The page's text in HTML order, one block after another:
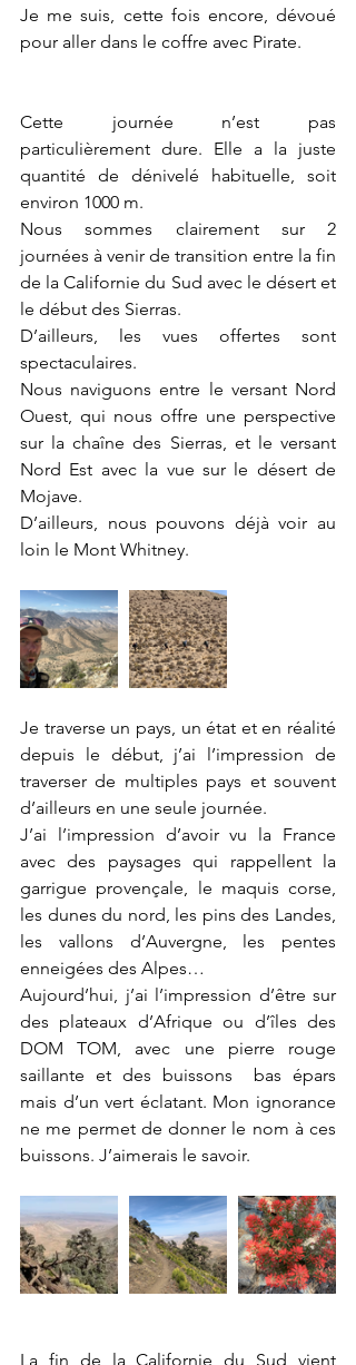
Je me suis, cette fois encore, dévoué
pour aller dans le coffre avec Pirate.
Cette journée n’est pas
particulièrement dure. Elle a la juste
quantité de dénivelé habituelle, soit
environ 1000 m.
Nous sommes clairement sur 2
journées à venir de transition entre la fin
de la Californie du Sud avec le désert et
le début des Sierras.
D’ailleurs, les vues offertes sont
spectaculaires.
Nous naviguons entre le versant Nord
Ouest, qui nous offre une perspective
sur la chaîne des Sierras, et le versant
Nord Est avec la vue sur le désert de
Mojave.
D’ailleurs, nous pouvons déjà voir au
loin le Mont Whitney.
Je traverse un pays, un état et en réalité
depuis le début, j’ai l’impression de
traverser de multiples pays et souvent
d’ailleurs en une seule journée.
J’ai l’impression d’avoir vu la France
avec des paysages qui rappellent la
garrigue provençale, le maquis corse,
les dunes du nord, les pins des Landes,
les vallons d’Auvergne, les pentes
enneigées des Alpes…
Aujourd’hui, j’ai l’impression d’être sur
des plateaux d’Afrique ou d’îles des
DOM TOM, avec une pierre rouge
saillante et des buissons  bas épars
mais d’un vert éclatant. Mon ignorance
ne me permet de donner le nom à ces
buissons. J’aimerais le savoir.
La fin de la Californie du Sud vient